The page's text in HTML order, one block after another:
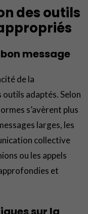
des outils
message
de la
adaptés. Selon
s’avèrent plus
larges, les
collective
ou les appels
et